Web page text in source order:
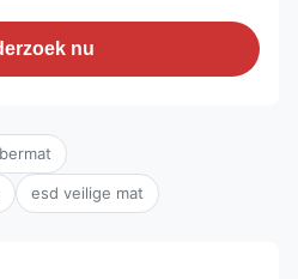
nu
esd veilige mat